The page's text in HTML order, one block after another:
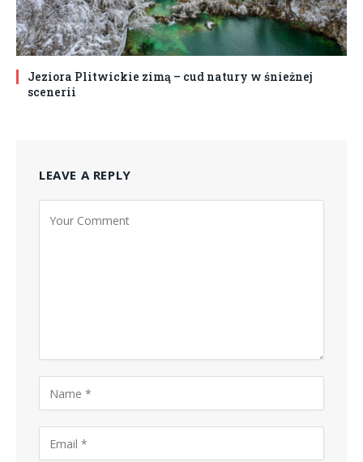
Jeziora Plitwickie zimą – cud natury w śnieżnej
scenerii
LEAVE A REPLY